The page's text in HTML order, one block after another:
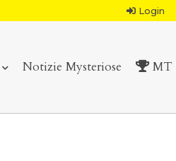
Login
Notizie Mysteriose MT